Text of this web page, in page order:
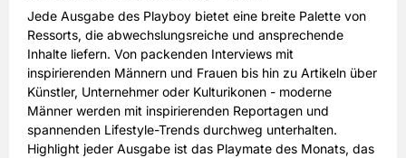
Jede Ausgabe des Playboy bietet eine breite Palette von
Ressorts, die abwechslungsreiche und ansprechende
Inhalte liefern. Von packenden Interviews mit
inspirierenden Männern und Frauen bis hin zu Artikeln über
Künstler, Unternehmer oder Kulturikonen - moderne
Männer werden mit inspirierenden Reportagen und
spannenden Lifestyle-Trends durchweg unterhalten.
Highlight jeder Ausgabe ist das Playmate des Monats, das